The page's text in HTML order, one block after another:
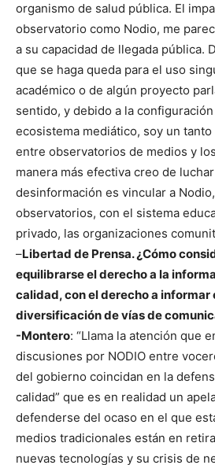
organismo de salud pública. El
observatorio como Nodio, me
a su capacidad de llegada pública.
que se haga queda para el uso
académico o de algún proyecto
sentido, y debido a la
ecosistema mediático, soy un
entre observatorios de medios y
manera más efectiva creo de
desinformación es vincular a
observatorios, con el sistema
privado, las organizaciones
–Libertad de Prensa. ¿Cómo
equilibrarse el derecho a la
calidad, con el derecho a informar
diversificación de vías de
-Montero: “Llama la atención que
discusiones por NODIO entre
del gobierno coincidan en la
calidad” que es en realidad un
defenderse del ocaso en el que
medios tradicionales están en
nuevas tecnologías y su crisis de